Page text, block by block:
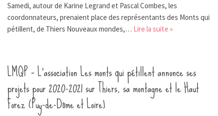
Samedi, autour de Karine Legrand et Pascal Combes, les
coordonnateurs, prenaient place des représentants des Monts qui
pétillent, de Thiers Nouveaux mondes,… Lire la suite »
LMQP – L’association Les monts qui pétillent annonce ses
projets pour 2020-2021 sur Thiers, sa montagne et le Haut
Forez (Puy-de-Dôme et Loire)